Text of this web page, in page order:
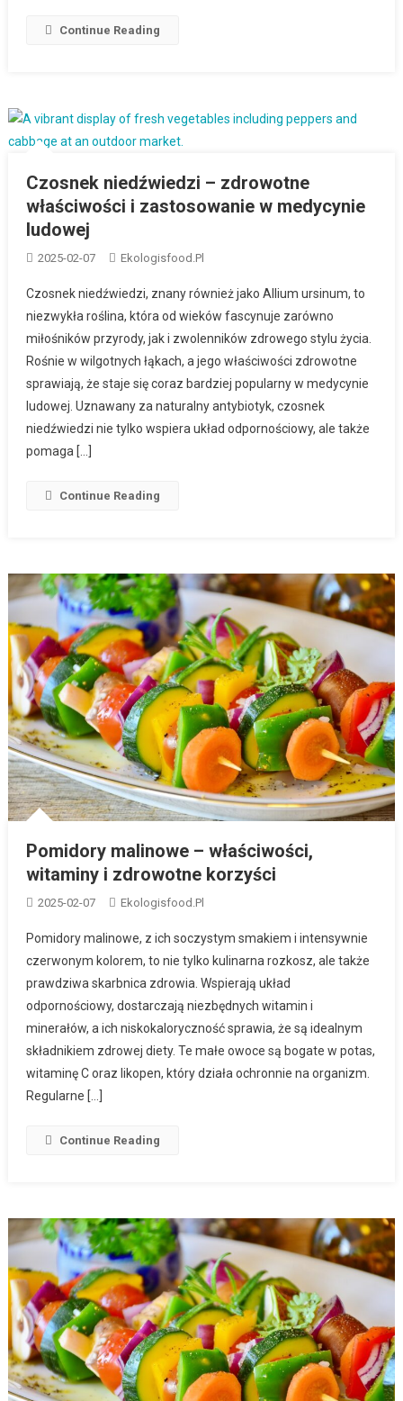
Continue Reading
Czosnek niedźwiedzi – zdrowotne
właściwości i zastosowanie w medycynie
ludowej
2025-02-07 Ekologisfood.pl
Czosnek niedźwiedzi, znany również jako Allium ursinum, to
niezwykła roślina, która od wieków fascynuje zarówno
miłośników przyrody, jak i zwolenników zdrowego stylu życia.
Rośnie w wilgotnych łąkach, a jego właściwości zdrowotne
sprawiają, że staje się coraz bardziej popularny w medycynie
ludowej. Uznawany za naturalny antybiotyk, czosnek
niedźwiedzi nie tylko wspiera układ odpornościowy, ale także
pomaga […]
Continue Reading
Pomidory malinowe – właściwości,
witaminy i zdrowotne korzyści
2025-02-07 Ekologisfood.pl
Pomidory malinowe, z ich soczystym smakiem i intensywnie
czerwonym kolorem, to nie tylko kulinarna rozkosz, ale także
prawdziwa skarbnica zdrowia. Wspierają układ
odpornościowy, dostarczają niezbędnych witamin i
minerałów, a ich niskokaloryczność sprawia, że są idealnym
składnikiem zdrowej diety. Te małe owoce są bogate w potas,
witaminę C oraz likopen, który działa ochronnie na organizm.
Regularne […]
Continue Reading